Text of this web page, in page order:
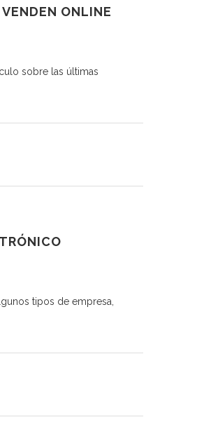
ONLINE
sobre las últimas
tipos de empresa,